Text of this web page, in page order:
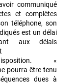
communiqué
et complètes
téléphone, son
est un délai
aux délais
«
pourra être tenu
dues à